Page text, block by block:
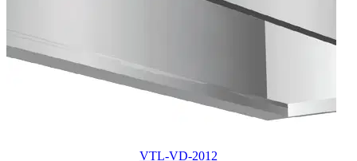
VTL-VD-2012